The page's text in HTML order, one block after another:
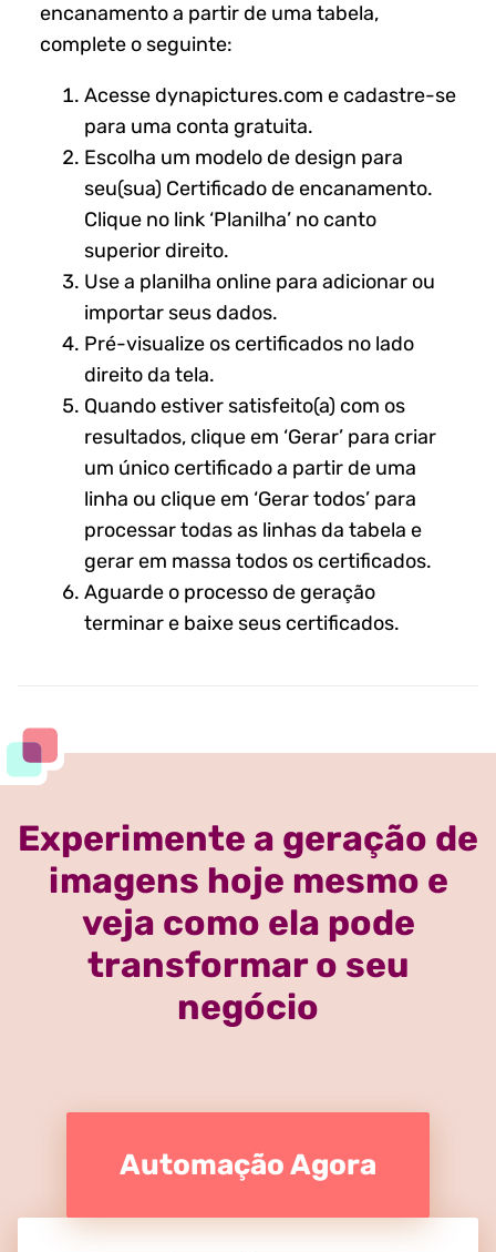
encanamento a partir de uma tabela,
complete o seguinte:
Acesse dynapictures.com e cadastre-se
para uma conta gratuita.
Escolha um modelo de design para
seu(sua) Certificado de encanamento.
Clique no link ‘Planilha’ no canto
superior direito.
Use a planilha online para adicionar ou
importar seus dados.
Pré-visualize os certificados no lado
direito da tela.
Quando estiver satisfeito(a) com os
resultados, clique em ‘Gerar’ para criar
um único certificado a partir de uma
linha ou clique em ‘Gerar todos’ para
processar todas as linhas da tabela e
gerar em massa todos os certificados.
Aguarde o processo de geração
terminar e baixe seus certificados.
Experimente a geração de
imagens hoje mesmo e
veja como ela pode
transformar o seu
negócio
Automação Agora